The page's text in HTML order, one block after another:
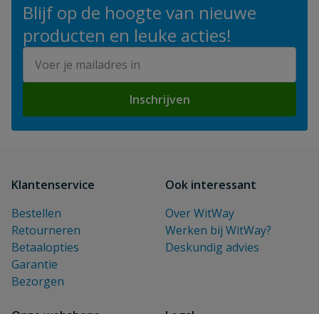
Blijf op de hoogte van nieuwe
producten en leuke acties!
Inschrijven
Klantenservice
Bestellen
Retourneren
Betaalopties
Garantie
Bezorgen
Ook interessant
Over WitWay
Werken bij WitWay?
Deskundig advies